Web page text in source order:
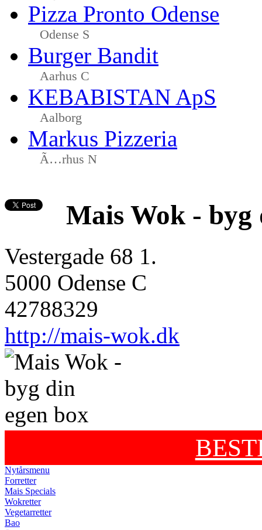
Pizza Pronto Odense
Odense S
Burger Bandit
Aarhus C
KEBABISTAN ApS
Aalborg
Markus Pizzeria
Ã…rhus N
Mais Wok - byg
Vestergade 68 1.
5000 Odense C
42788329
http://mais-wok.dk
Nytårsmenu
Forretter
Mais Specials
Wokretter
Vegetarretter
Bao